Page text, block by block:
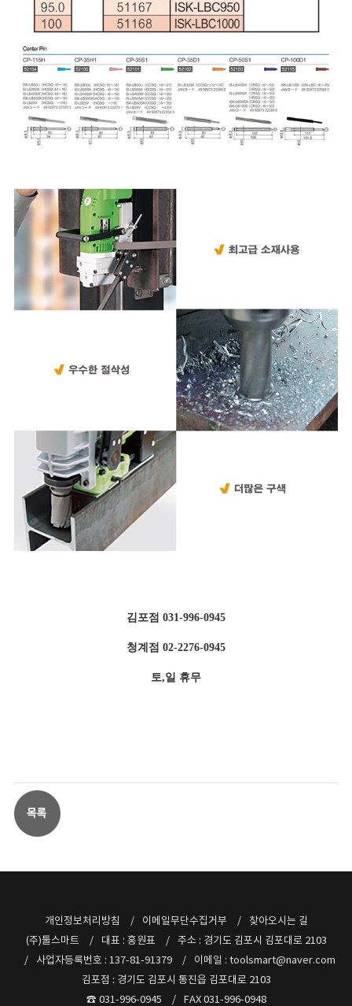
김포점 031-996-0945
청계점 02-2276-0945
토,일 휴무
개인정보처리방침 이메일무단수집거부
찾아오시는 길
(주)툴스마트
대표 : 홍원표
주소 : 경기도 김포시 김포대로 2103
사업자등록번호 : 137-81-91379
이메일 : toolsmart@naver.com
김포점 : 경기도 김포시 통진읍 김포대로 2103
☎ 031-996-0945
FAX 031-996-0948